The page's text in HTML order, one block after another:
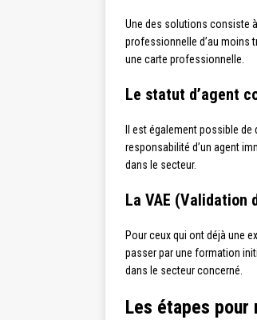
Une des solutions consiste
professionnelle d’au moins
une carte professionnelle.
Le statut d’agent
Il est également possible
responsabilité d’un agent
dans le secteur.
La VAE (Validation
Pour ceux qui ont déjà une
passer par une formation
dans le secteur concerné.
Les étapes pour